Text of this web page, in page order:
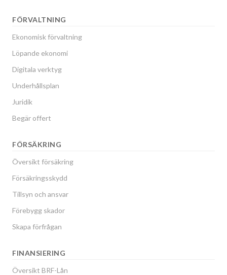
FÖRVALTNING
Ekonomisk förvaltning
Löpande ekonomi
Digitala verktyg
Underhållsplan
Juridik
Begär offert
FÖRSÄKRING
Översikt försäkring
Försäkringsskydd
Tillsyn och ansvar
Förebygg skador
Skapa förfrågan
FINANSIERING
Översikt BRF-Lån